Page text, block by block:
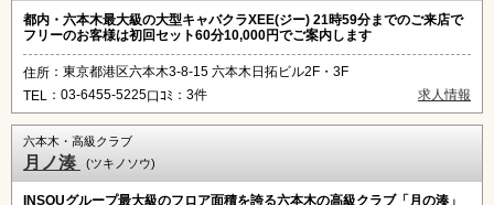
都内・六本木最大級の大型キャバクラXEE(ジー) 21時59分までのご来店で
フリーのお客様は初回セット60分10,000円でご案内します
住所 ：東京都港区六本木3-8-15 六本木日拓ビル2F・3F
TEL
：03-6455-5225口ｺﾐ ：3件 求人情報
六本木・高級クラブ
月ノ湊 (ツキノソウ)
INSOUグループ最大級のフロア面積を誇る六本木の高級クラブ「月の湊」